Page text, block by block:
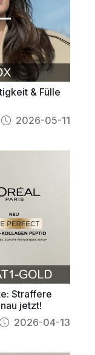
& Fülle
2026-05-11
Straffere
jetzt!
2026-04-13